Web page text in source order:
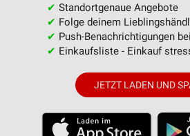
✔ Standortgenaue Angebote
✔ Folge deinem
✔ Push-Benachrichtigungen
✔ Einkaufsliste - Einkauf
JETZT LADEN UND